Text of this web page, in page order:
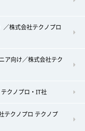
／株式会社テクノプロ
ア向け／株式会社テク
クノプロ・IT社
テクノプロ テクノプ